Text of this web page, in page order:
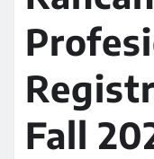
Fall